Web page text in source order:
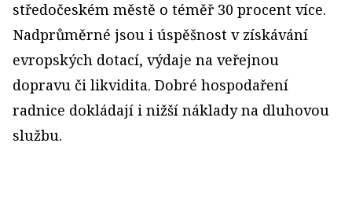
středočeském městě o téměř 30 procent více.
Nadprůměrné jsou i úspěšnost v získávání
evropských dotací, výdaje na veřejnou
dopravu či likvidita. Dobré hospodaření
radnice dokládají i nižší náklady na dluhovou
službu.